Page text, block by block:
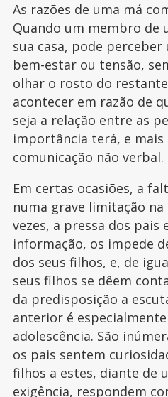
As razões de uma má
Quando um membro de
sua casa, pode perceber
bem-estar ou tensão,
olhar o rosto do
acontecer em razão de
seja a relação entre as
importância terá, e mais
comunicação não verbal.
Em certas ocasiões, a
numa grave limitação
vezes, a pressa dos pais
informação, os impede
dos seus filhos, e, de
seus filhos se dêem
da predisposição a
anterior é
adolescência. São
os pais sentem
filhos a estes, diante de
exigência, respondem